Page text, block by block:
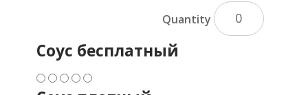
Quantity
Соус бесплатный